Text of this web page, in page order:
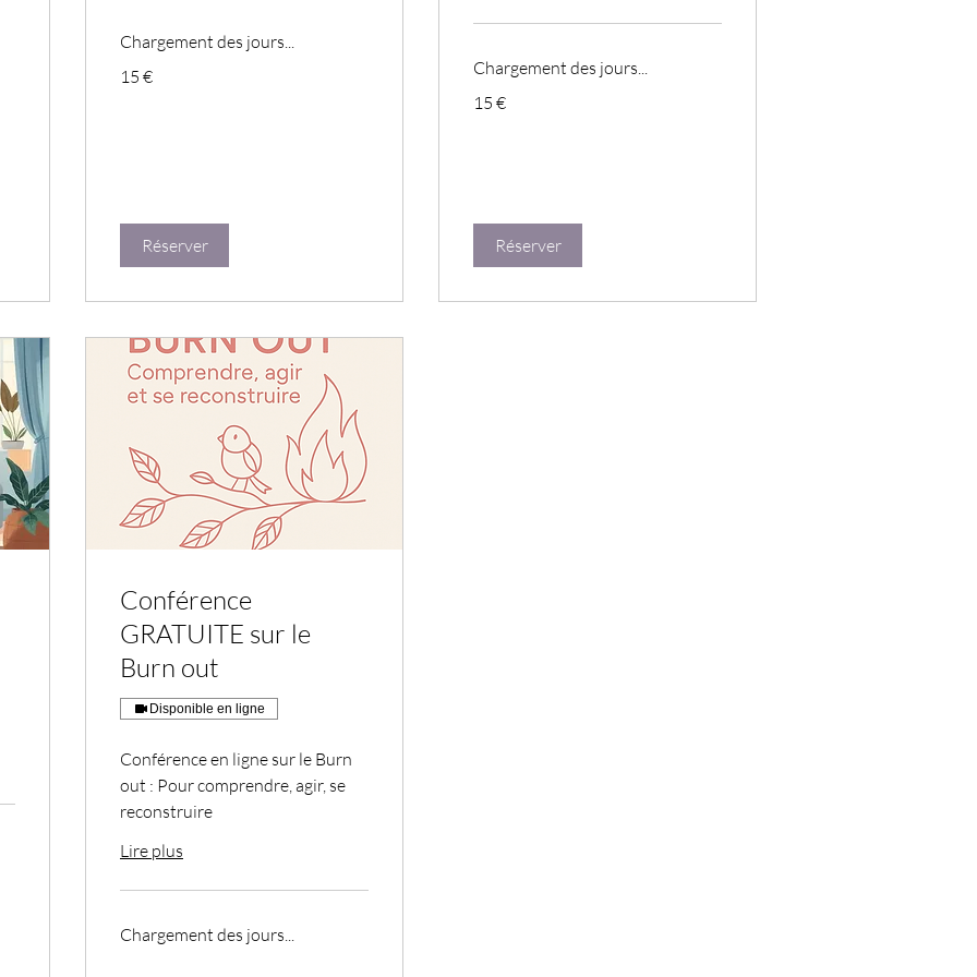
Chargement des jours...
euros
15 €
Réserver
Chargement des jours...
euros
15 €
Réserver
Conférence
GRATUITE sur le
Burn out
Disponible en ligne
Conférence en ligne sur le Burn
out : Pour comprendre, agir, se
reconstruire
Lire plus
Chargement des jours...